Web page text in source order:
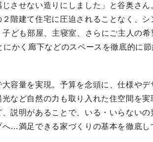
させない造りにしました」と谷奥さ
階建て住宅に圧迫されることなく、
ども部屋、主寝室、さらにご主人の
かく廊下などのスペースを徹底的に
大容量を実現。予算を念頭に、仕様や
など自然の力も取り入れた住空間を
説明があることで、いる・いらない
…満足できる家づくりの基本を徹底し